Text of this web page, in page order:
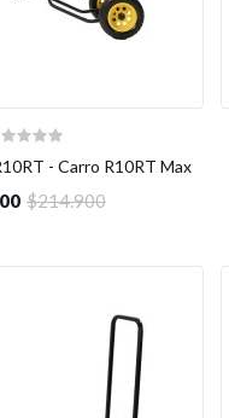
- Carro R10RT Max
$214.900